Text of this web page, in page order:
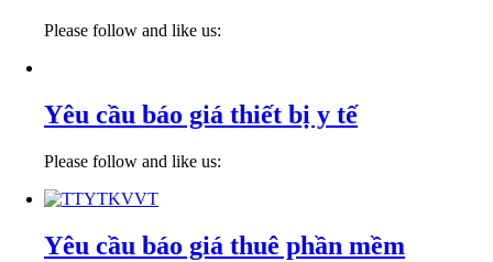
Please follow and like us:
Yêu cầu báo giá thiết bị y tế
Please follow and like us:
Yêu cầu báo giá thuê phần mềm